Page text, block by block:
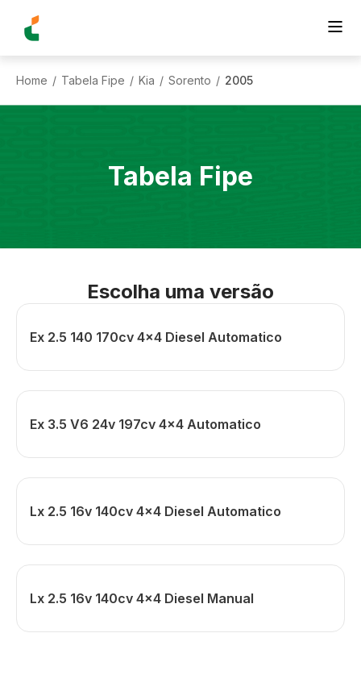
Home / Tabela Fipe / Kia / Sorento / 2005
Tabela Fipe
Escolha uma versão
Ex 2.5 140 170cv 4x4 Diesel Automatico
Ex 3.5 V6 24v 197cv 4x4 Automatico
Lx 2.5 16v 140cv 4x4 Diesel Automatico
Lx 2.5 16v 140cv 4x4 Diesel Manual